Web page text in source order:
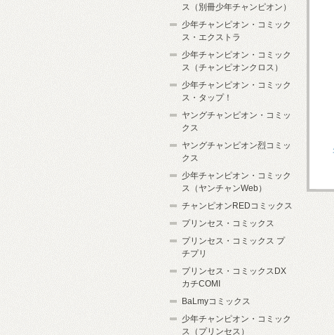
ス（別冊少年チャンピオン）
少年チャンピオン・コミック
ス・エクストラ
少年チャンピオン・コミック
ス（チャンピオンクロス）
少年チャンピオン・コミック
ス・タップ！
ヤングチャンピオン・コミッ
クス
ヤングチャンピオン烈コミッ
クス
少年チャンピオン・コミック
ス（ヤンチャンWeb）
チャンピオンREDコミックス
プリンセス・コミックス
プリンセス・コミックス プ
チプリ
プリンセス・コミックスDX
カチCOMI
BaLmyコミックス
少年チャンピオン・コミック
ス（プリンセス）